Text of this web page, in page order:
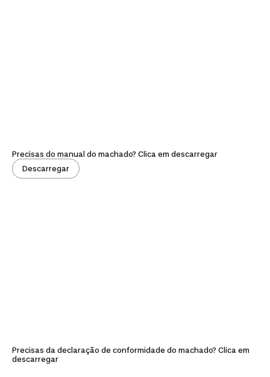
Precisas do manual do machado? Clica em descarregar
Descarregar
Precisas da declaração de conformidade do machado? Clica em
descarregar